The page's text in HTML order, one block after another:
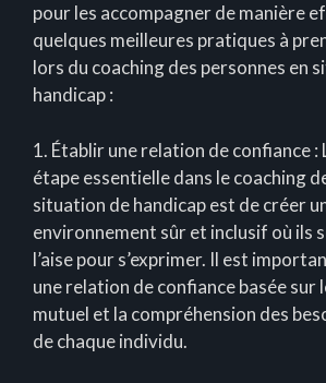
pour les accompagner de manière
quelques meilleures pratiques à
lors du coaching des personnes en
handicap :
1. Établir une relation de confiance :
étape essentielle dans le coaching
situation de handicap est de créer
environnement sûr et inclusif où ils
l’aise pour s’exprimer. Il est
une relation de confiance basée sur
mutuel et la compréhension des
de chaque individu.